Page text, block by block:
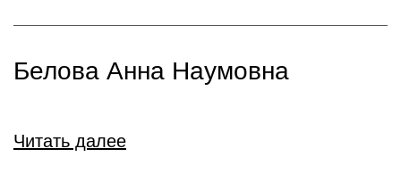
Белова Анна Наумовна
Читать далее